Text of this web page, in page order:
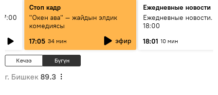
Стоп кадр
"Окен ава" — жайдын элдик
комедиясы
17:05 34 мин эфир
Ежедневные новости
Ежедневные новости.
18:00
18:01 10 мин
Кечээ Бүгүн
г. Бишкек 89.3